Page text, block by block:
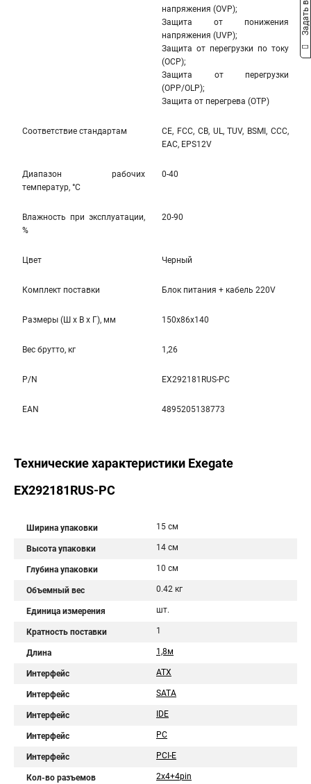
напряжения (OVP);
Защита от понижения
напряжения (UVP);
Защита от перегрузки по току
(OCP);
Защита от перегрузки
(OPP/OLP);
Защита от перегрева (OTP)
Соответствие стандартам
CE, FCC, CB, UL, TUV, BSMI, CCC,
EAC, EPS12V
Диапазон рабочих
температур, °С
0-40
Влажность при эксплуатации,
%
20-90
Цвет Черный
Комплект поставки Блок питания + кабель 220V
Размеры (Ш x В x Г), мм 150x86x140
Вес брутто, кг 1,26
P/N EX292181RUS-PC
EAN 4895205138773
Технические характеристики Exegate
EX292181RUS-PC
Ширина упаковки 15 см
Высота упаковки 14 см
Глубина упаковки 10 см
Объемный вес 0.42 кг
Единица измерения шт.
Кратность поставки 1
Длина 1,8м
Интерфейс ATX
Интерфейс SATA
Интерфейс IDE
Интерфейс PC
Интерфейс PCI-E
Кол-во разъемов 2x4+4pin